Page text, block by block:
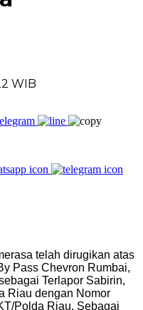
WIB
telah dirugikan atas
Pass Chevron Rumbai,
Terlapor Sabirin,
Riau dengan Nomor
Polda Riau. Sebagai